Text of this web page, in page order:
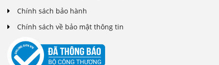
Chính sách bảo hành
Chính sách về bảo mật thông tin